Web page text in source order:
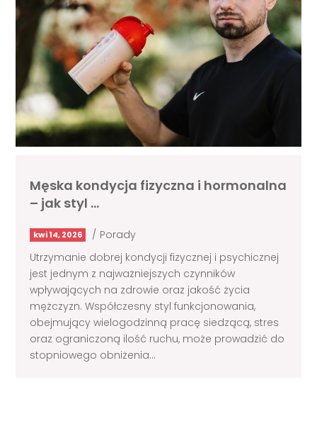
Męska kondycja fizyczna i hormonalna
– jak styl …
kwi 14, 2026 / Porady
Utrzymanie dobrej kondycji fizycznej i psychicznej
jest jednym z najważniejszych czynników
wpływających na zdrowie oraz jakość życia
mężczyzn. Współczesny styl funkcjonowania,
obejmujący wielogodzinną pracę siedzącą, stres
oraz ograniczoną ilość ruchu, może prowadzić do
stopniowego obniżenia...